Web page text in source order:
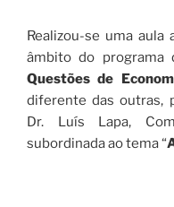
Realizou-se uma
âmbito do programa
Questões de
diferente das outras,
Dr. Luís Lapa,
subordinada ao tema “